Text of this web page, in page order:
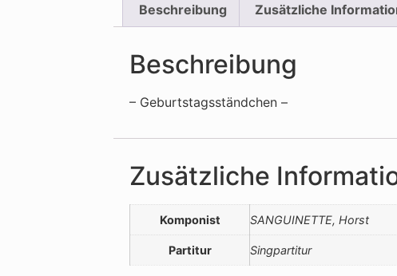
Beschreibung Zusätzliche
Beschreibung
– Geburtstagsständchen –
Zusätzliche
Komponist SANGUINETTE, Horst
Partitur Singpartitur